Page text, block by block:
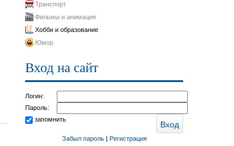
Транспорт
Фильмы и анимация
Хобби и образование
Юмор
Вход на сайт
Логин:
Пароль:
запомнить
Забыл пароль| Регистрация